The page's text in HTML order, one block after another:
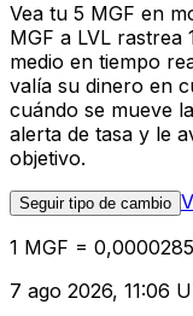
Vea tu 5 MGF en
MGF a LVL rastrea
medio en tiempo
valía su dinero en
cuándo se mueve
alerta de tasa y le
objetivo.
Seguir tipo de cambio
1 MGF =
7 ago 2026, 11:06